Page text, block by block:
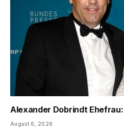
Alexander Dobrindt
August 6, 2026